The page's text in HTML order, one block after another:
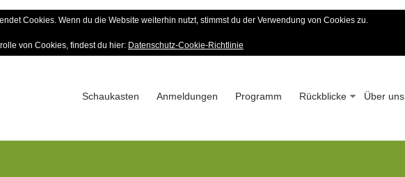
Bayerischer Wald-Verein
Sektion Mitterfels e.V. – Seit 1963
Schaukasten Anmeldungen Programm Rückblicke Über uns
Cookies. Wenn du die Website weiterhin nutzt, stimmst du der Verwendung von Cookies zu.
von Cookies, findest du hier: Datenschutz-Cookie-Richtlinie